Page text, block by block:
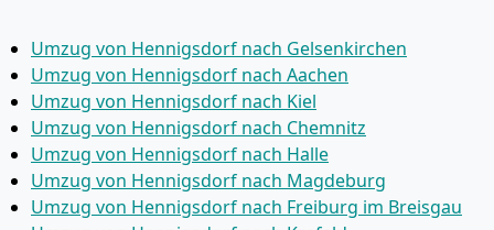
Umzug von Hennigsdorf nach Gelsenkirchen
Umzug von Hennigsdorf nach Aachen
Umzug von Hennigsdorf nach Kiel
Umzug von Hennigsdorf nach Chemnitz
Umzug von Hennigsdorf nach Halle
Umzug von Hennigsdorf nach Magdeburg
Umzug von Hennigsdorf nach Freiburg im Breisgau